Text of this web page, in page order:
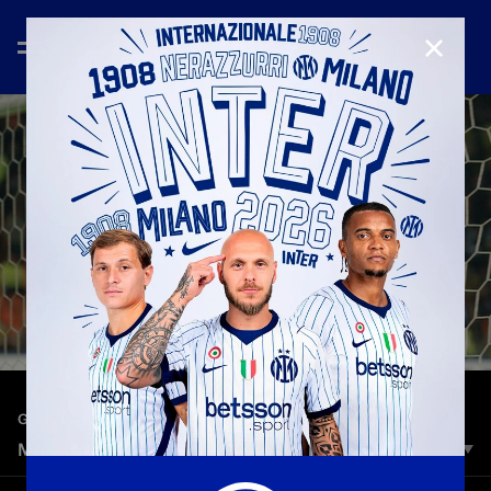
GOAL GALLERY—26 lug 2022
MAICON | TUTTI I SUOI 20 GOL CON L'INTER
Gli highlights con tutti e 20 i gol realizzati dal terzino